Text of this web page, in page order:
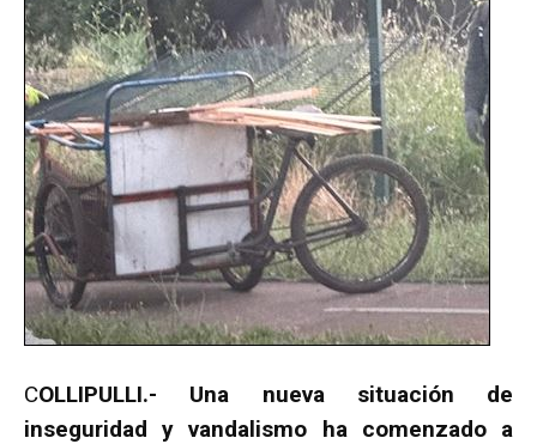
COLLIPULLI.- Una nueva situación de
inseguridad y vandalismo ha comenzado a